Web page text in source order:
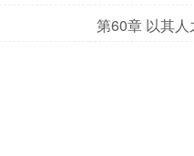
第60章 以其